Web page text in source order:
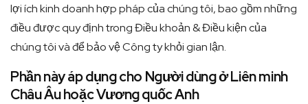
lợi ích kinh doanh hợp pháp của chúng tôi, bao gồm những
điều được quy định trong Điều khoản & Điều kiện của
chúng tôi và để bảo vệ Công ty khỏi gian lận.
Phần này áp dụng cho Người dùng ở Liên minh
Châu Âu hoặc Vương quốc Anh